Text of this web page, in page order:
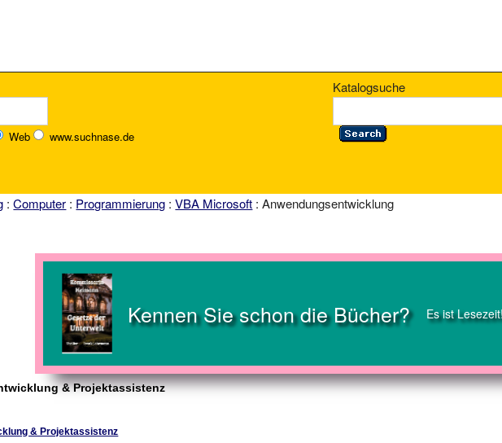
Web www.suchnase.de
Katalogsuche
:Computer : Programmierung :VBA Microsoft : Anwendungsentwicklung
Kennen Sie schon die Bücher? Es ist
& Projektassistenz